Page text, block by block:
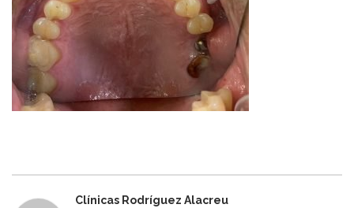
Clínicas Rodríguez Alacreu